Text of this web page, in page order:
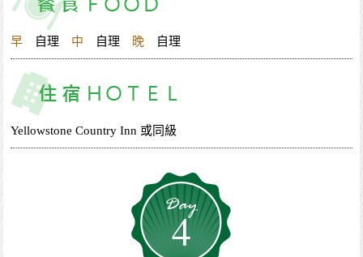
早 自理 中 自理 晚 自理
Yellowstone Country Inn 或同級
4